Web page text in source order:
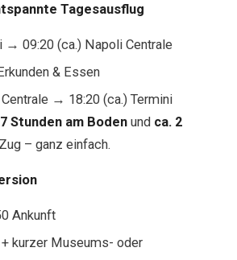
Tagesausflug
→ 09:20 (ca.) Napoli Centrale
& Essen
→ 18:20 (ca.) Termini
Stunden am Boden und ca. 2
– ganz einfach.
Ankunft
kurzer Museums- oder